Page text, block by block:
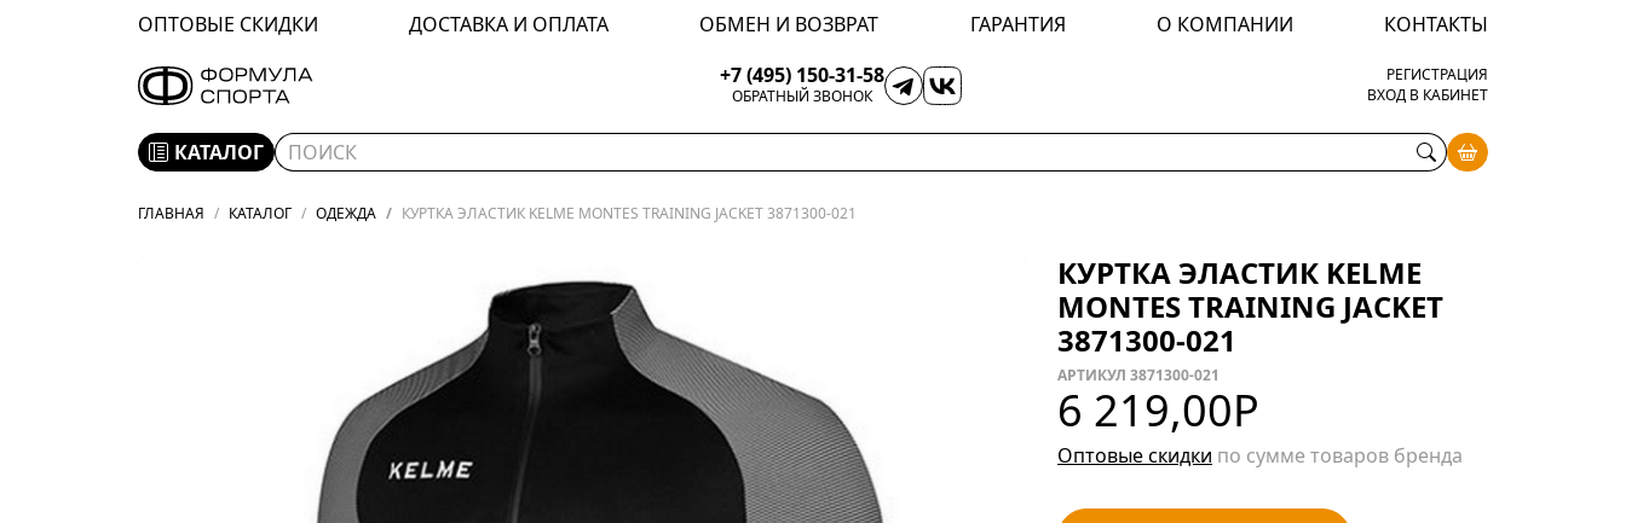
ОПТОВЫЕ СКИДКИ ДОСТАВКА И ОПЛАТА ОБМЕН И ВОЗВРАТ ГАРАНТИЯ О КОМПАНИИ
КОНТАКТЫ
+7 (495) 150-31-58
ОБРАТНЫЙ ЗВОНОК
РЕГИСТРАЦИЯ
ВХОД В КАБИНЕТ
КАТАЛОГ
ГЛАВНАЯ КАТАЛОГ ОДЕЖДА КУРТКА ЭЛАСТИК KELME MONTES TRAINING JACKET 3871300-021
КУРТКА ЭЛАСТИК KELME
MONTES TRAINING JACKET
3871300-021
АРТИКУЛ 3871300-021
6 219,00Р
Оптовые скидки по сумме товаров бренда